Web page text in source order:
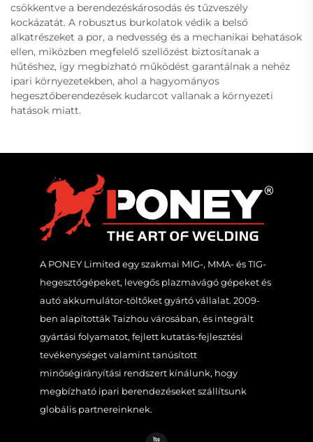
csökkentve a berendezéskárosodás és tűzveszély
kockázatát. A robusztus burkolatok védik a belső
alkatrészeket a por, a nedvesség és a mechanikai behatások
ellen, miközben megfelelő szellőzést biztosítanak a
hűtéshez, így megbízható működést garantálnak a nehéz
ipari környezetekben, ahol a hagyományos
hegesztőberendezések kudarcot vallanak a környezeti
hatások miatt.
A PONEY Limited egy szakmai MIG-, MMA- és TIG-
hegesztőgépeket, levegős plazmavágó gépeket és
autó akkumulátor-töltőket gyártó vállalat. 2009-
ben alapították Taizhou városában, és integrált
gyártási folyamatot, fejlett kutatás-fejlesztési
tevékenységet valamint tanúsított
minőségirányítási rendszert kínálunk, hogy
megbízható ipari berendezéseket szállítsunk
globális partnereinknek.